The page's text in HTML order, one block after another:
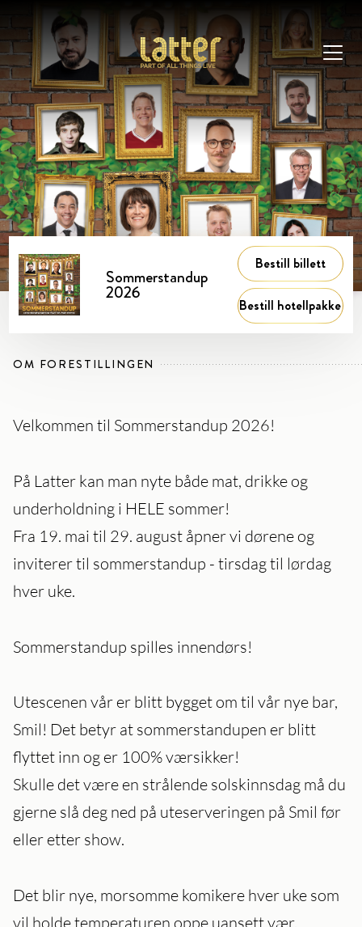
Sommerstandup
2026
Bestill billett
Bestill hotellpakke
OM FORESTILLINGEN
Velkommen til Sommerstandup 2026!
På Latter kan man nyte både mat, drikke og
underholdning i HELE sommer!
Fra 19. mai til 29. august åpner vi dørene og
inviterer til sommerstandup - tirsdag til lørdag
hver uke.
Sommerstandup spilles innendørs!
Utescenen vår er blitt bygget om til vår nye bar,
Smil! Det betyr at sommerstandupen er blitt
flyttet inn og er 100% værsikker!
Skulle det være en strålende solskinnsdag må du
gjerne slå deg ned på uteserveringen på Smil før
eller etter show.
Det blir nye, morsomme komikere hver uke som
vil holde temperaturen oppe uansett vær.